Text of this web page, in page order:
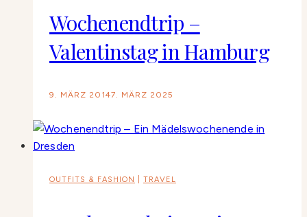
Wochenendtrip –
Valentinstag in Hamburg
9. MÄRZ 20147. MÄRZ 2025
OUTFITS & FASHION TRAVEL